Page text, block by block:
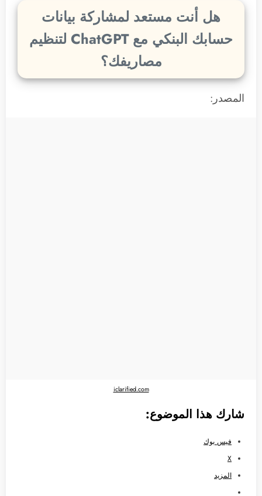
هل أنت مستعد لمشاركة بيانات
حسابك البنكي مع ChatGPT لتنظيم
مصاريفك؟
المصدر:
iclarified.com
شارك هذا الموضوع:
فيس بوك
X
المزيد